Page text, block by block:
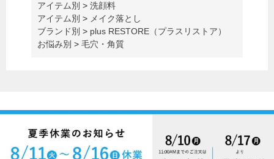
アイテム別 >洗顔料
アイテム別 > メイク落とし
ブランド別 > plus RESTORE（プラスリストア）
お悩み別 >毛穴・角質